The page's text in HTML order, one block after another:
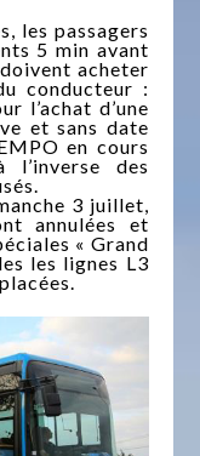
les passagers
5 min avant
acheter
conducteur :
l’achat d’une
et sans date
en cours
des
3 juillet,
annulées et
« Grand
les lignes L3